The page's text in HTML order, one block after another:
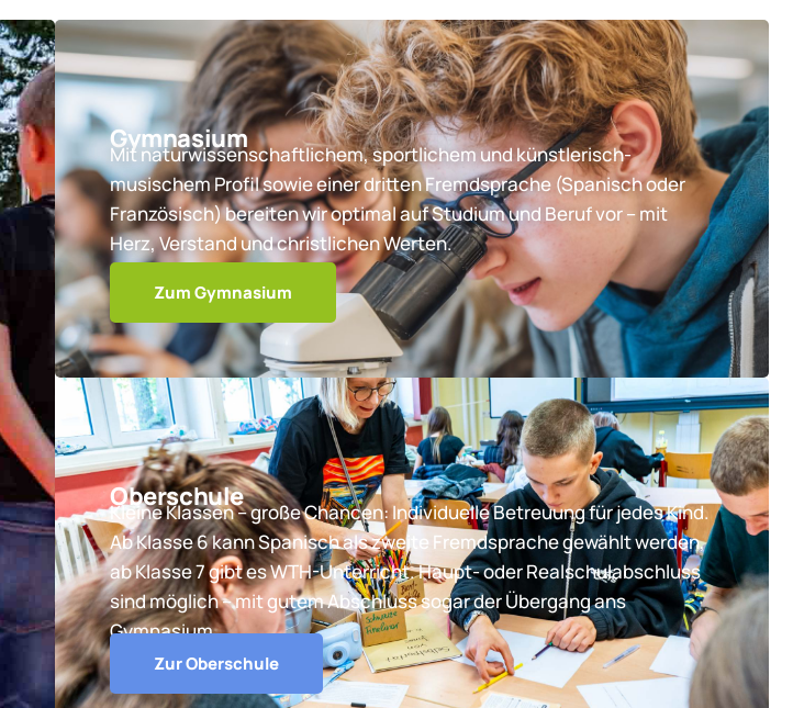
Gymnasium
Mit naturwissenschaftlichem, sportlichem und künstlerisch-
musischem Profil sowie einer dritten Fremdsprache (Spanisch oder
Französisch) bereiten wir optimal auf Studium und Beruf vor – mit
Herz, Verstand und christlichen Werten.
Zum Gymnasium
Oberschule
Kleine Klassen – große Chancen: Individuelle Betreuung für jedes Kind.
Ab Klasse 6 kann Spanisch als zweite Fremdsprache gewählt werden,
ab Klasse 7 gibt es WTH-Unterricht. Haupt- oder Realschulabschluss
sind möglich – mit gutem Abschluss sogar der Übergang ans
Gymnasium.
Zur Oberschule